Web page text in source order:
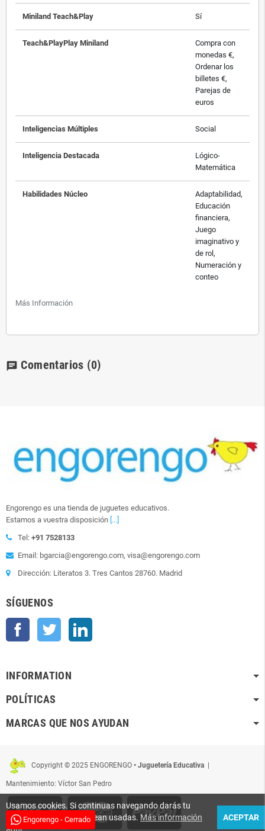
Más Información
Miniland Teach&Play Sí
Teach&PlayPlay Miniland
Compra con
monedas €,
Ordenar los
billetes €,
Parejas de
euros
Inteligencias Múltiples Social
Inteligencia Destacada
Lógico-
Matemática
Habilidades Núcleo
Adaptabilidad,
Educación
financiera,
Juego
imaginativo y
de rol,
Numeración y
conteo
chat Comentarios (0)
Engorengo es una tienda de juguetes educativos.
Estamos a vuestra disposición [...]
Tel: +91 7528133
Email: bgarcia@engorengo.com, visa@engorengo.com
Dirección: Literatos 3. Tres Cantos 28760. Madrid
SÍGUENOS
Facebook Twitter
INFORMATION
POLÍTICAS
MARCAS QUE NOS AYUDAN
Copyright © 2025 ENGORENGO • Juguetería Educativa
Mantenimiento: Víctor San Pedro
Usamos cookies. Si continuas navegando darás tu
conformidad para que sean usadas. Más información
ACEPTAR
Engorengo - Cerrado